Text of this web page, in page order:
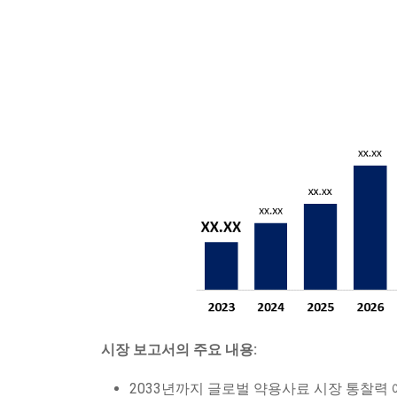
시장 보고서의 주요 내용:
2033년까지 글로벌 약용사료 시장 통찰력